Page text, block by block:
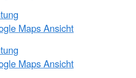
Maps Ansicht
Maps Ansicht